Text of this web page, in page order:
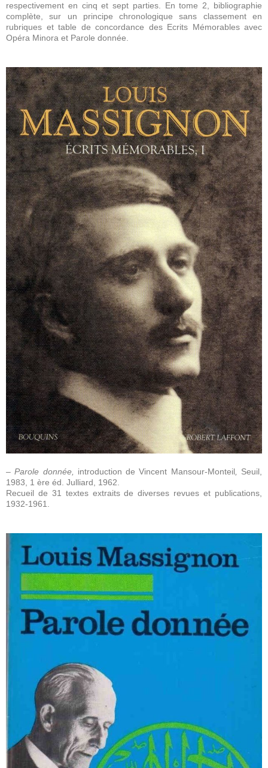
respectivement en cinq et sept parties. En tome 2, bibliographie
complète, sur un principe chronologique sans classement en
rubriques et table de concordance des Ecrits Mémorables avec
Opéra Minora et Parole donnée.
– Parole donnée, introduction de Vincent Mansour-Monteil, Seuil,
1983, 1 ère éd. Julliard, 1962.
Recueil de 31 textes extraits de diverses revues et publications,
1932-1961.